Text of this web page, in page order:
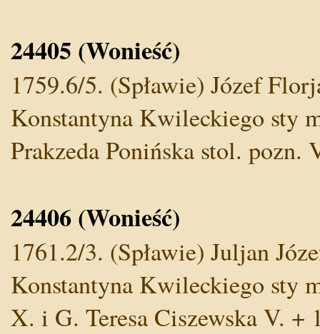
24405 (Wonieść)
1759.6/5. (Spławie) Józef
Konstantyna Kwileckiego sty
Prakzeda Ponińska stol.
24406 (Wonieść)
1761.2/3. (Spławie) Juljan
Konstantyna Kwileckiego sty
X. i G. Teresa Ciszewska V. +